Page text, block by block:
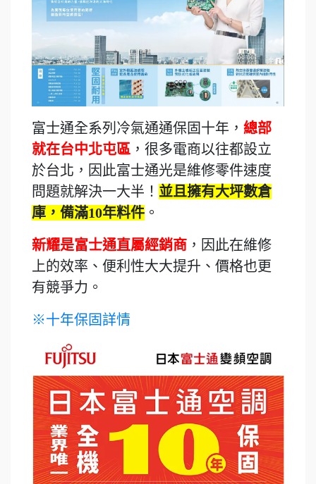
富士通全系列冷氣通通保固十年， 總部
就在台中北屯區 ，很多電商以往都設立
於台北，因此富士通光是維修零件速度
問題就解決一大半！ 並且擁有大坪數倉
庫，備滿10年料件 。
新耀是富士通直屬經銷商 ，因此在維修
上的效率、便利性大大提升、價格也更
有競爭力。
※十年保固詳情